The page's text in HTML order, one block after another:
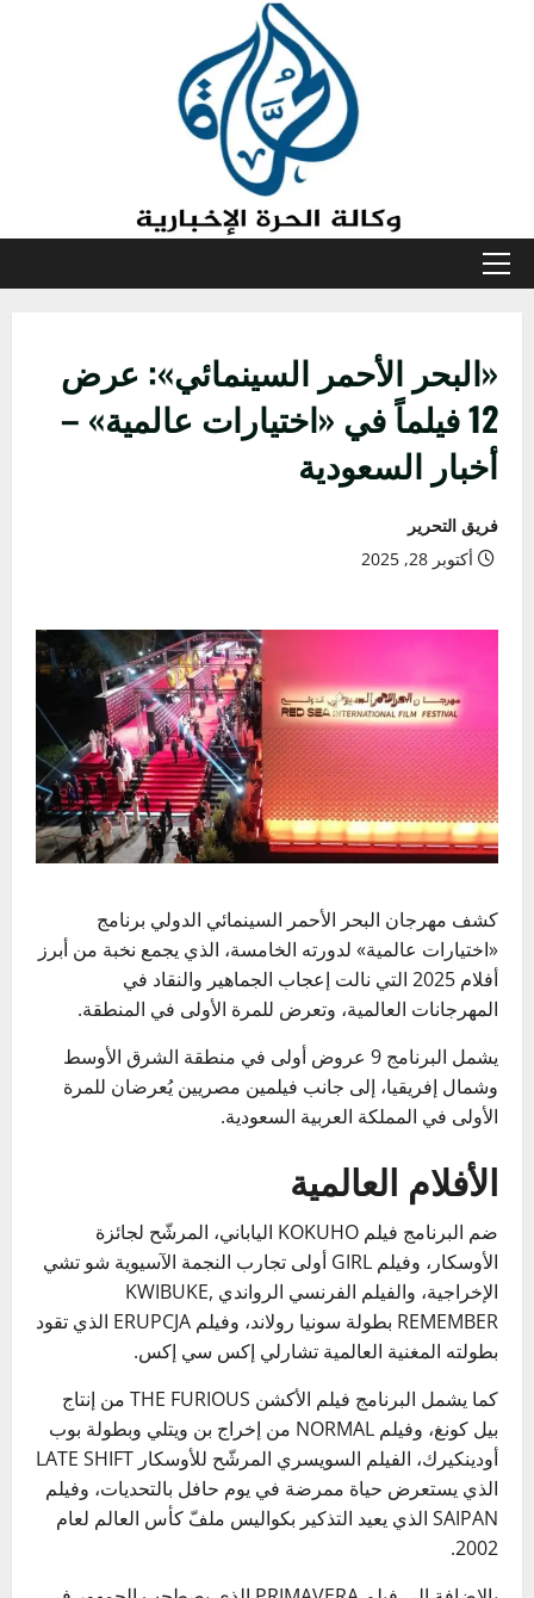
القائمة
«البحر الأحمر السينمائي»: عرض
12 فيلماً في «اختيارات عالمية» –
أخبار السعودية
فريق التحرير
أكتوبر 28, 2025
كشف مهرجان البحر الأحمر السينمائي الدولي برنامج
«اختيارات عالمية» لدورته الخامسة، الذي يجمع نخبة من أبرز
أفلام 2025 التي نالت إعجاب الجماهير والنقاد في
المهرجانات العالمية، وتعرض للمرة الأولى في المنطقة.
يشمل البرنامج 9 عروض أولى في منطقة الشرق الأوسط
وشمال إفريقيا، إلى جانب فيلمين مصريين يُعرضان للمرة
الأولى في المملكة العربية السعودية.
الأفلام العالمية
ضم البرنامج فيلم KOKUHO الياباني، المرشّح لجائزة
الأوسكار، وفيلم GIRL أولى تجارب النجمة الآسيوية شو تشي
الإخراجية، والفيلم الفرنسي الرواندي KWIBUKE,
REMEMBER بطولة سونيا رولاند، وفيلم ERUPCJA الذي تقود
بطولته المغنية العالمية تشارلي إكس سي إكس.
كما يشمل البرنامج فيلم الأكشن THE FURIOUS من إنتاج
بيل كونغ، وفيلم NORMAL من إخراج بن ويتلي وبطولة بوب
أودينكيرك، الفيلم السويسري المرشّح للأوسكار LATE SHIFT
الذي يستعرض حياة ممرضة في يوم حافل بالتحديات، وفيلم
SAIPAN الذي يعيد التذكير بكواليس ملفّ كأس العالم لعام
2002.